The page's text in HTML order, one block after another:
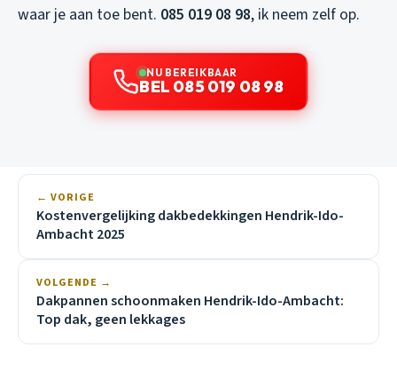
waar je aan toe bent. 085 019 08 98, ik neem zelf op.
NU BEREIKBAAR
BEL 085 019 08 98
← VORIGE
Kostenvergelijking dakbedekkingen Hendrik-Ido-
Ambacht 2025
VOLGENDE →
Dakpannen schoonmaken Hendrik-Ido-Ambacht:
Top dak, geen lekkages